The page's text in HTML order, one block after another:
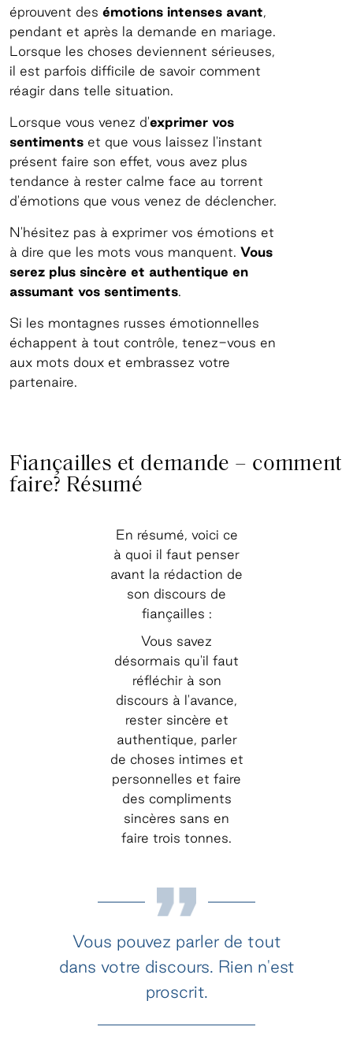
éprouvent des émotions intenses avant,
pendant et après la demande en mariage.
Lorsque les choses deviennent sérieuses,
il est parfois difficile de savoir comment
réagir dans telle situation.
Lorsque vous venez d'exprimer vos
sentiments et que vous laissez l'instant
présent faire son effet, vous avez plus
tendance à rester calme face au torrent
d'émotions que vous venez de déclencher.
N'hésitez pas à exprimer vos émotions et
à dire que les mots vous manquent. Vous
serez plus sincère et authentique en
assumant vos sentiments.
Si les montagnes russes émotionnelles
échappent à tout contrôle, tenez-vous en
aux mots doux et embrassez votre
partenaire.
Fiançailles et demande – comment
faire? Résumé
En résumé, voici ce
à quoi il faut penser
avant la rédaction de
son discours de
fiançailles :
Vous savez
désormais qu'il faut
réfléchir à son
discours à l'avance,
rester sincère et
authentique, parler
de choses intimes et
personnelles et faire
des compliments
sincères sans en
faire trois tonnes.
Vous pouvez parler de tout
dans votre discours. Rien n'est
proscrit.